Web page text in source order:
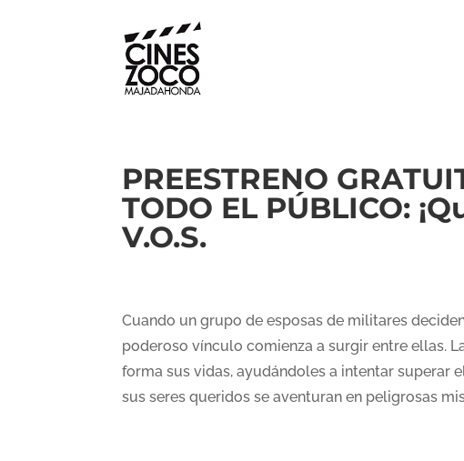
PREESTRENO
TODO EL PÚBLICO:
V.O.S.
Cuando un grupo de esposas de militares
poderoso vínculo comienza a surgir entre ellas.
forma sus vidas, ayudándoles a intentar superar
sus seres queridos se aventuran en peligrosas